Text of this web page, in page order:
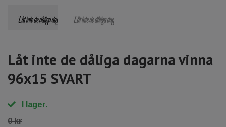
Låt inte de dåliga dagarna vinna
96x15 SVART
I lager.
0 kr